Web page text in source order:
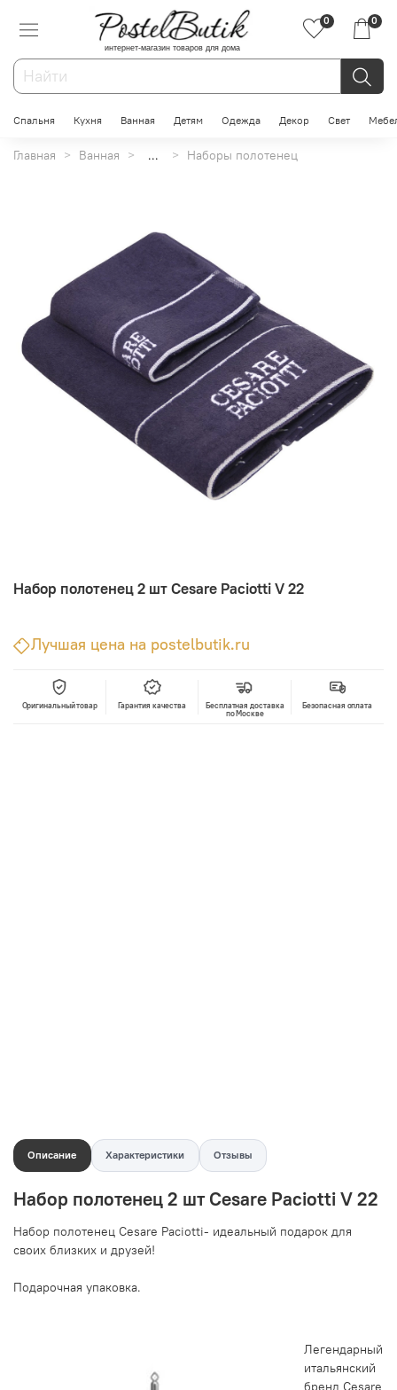
интернет-магазин товаров для дома
0 0
Спальня Кухня Ванная Детям Одежда Декор Свет
Главная Ванная ... Наборы полотенец
Набор полотенец 2 шт Cesare Paciotti V 22
Лучшая цена на postelbutik.ru
Оригинальный товар Гарантия качества
Бесплатная доставка
по Москве
Безопасная оплата
Описание Характеристики Отзывы
Набор полотенец 2 шт Cesare Paciotti V 22
Набор полотенец Cesare Paciotti- идеальный подарок для
своих близких и друзей!
Подарочная упаковка.
Легендарный
итальянский
бренд Cesare